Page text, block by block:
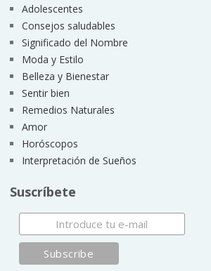
Adolescentes
Consejos saludables
Significado del Nombre
Moda y Estilo
Belleza y Bienestar
Sentir bien
Remedios Naturales
Amor
Horóscopos
Interpretación de Sueños
Suscríbete